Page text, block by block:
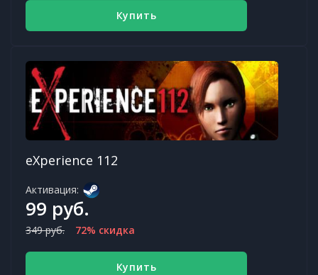
Купить
eXperience 112
Активация:
99 руб.
349 руб. 72% скидка
Купить